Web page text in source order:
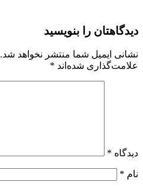
دیدگاهتان را بنویسید
نشانی ایمیل شما منتشر نخواهد شد.
علامت‌گذاری شده‌اند *
دیدگاه *
نام *